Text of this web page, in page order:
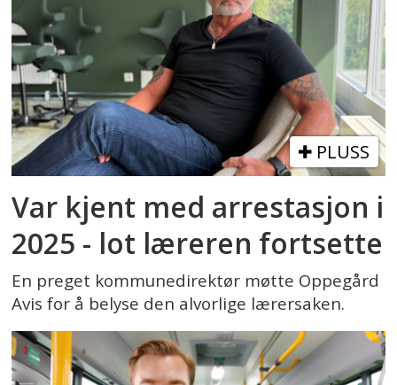
PLUSS
Var kjent med arrestasjon i
2025 - lot læreren fortsette
En preget kommunedirektør møtte Oppegård
Avis for å belyse den alvorlige lærersaken.